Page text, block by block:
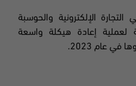
الإلكترونية والحوسبة
لعملية إعادة هيكلة واسعة
عام 2023.